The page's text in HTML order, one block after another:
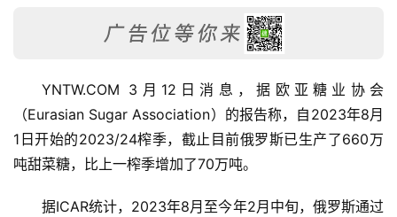
YNTW.COM 3月12日消息，据欧亚糖业协会
（Eurasian Sugar Association）的报告称，自2023年8月
1日开始的2023/24榨季，截止目前俄罗斯已生产了660万
吨甜菜糖，比上一榨季增加了70万吨。
据ICAR统计，2023年8月至今年2月中旬，俄罗斯通过